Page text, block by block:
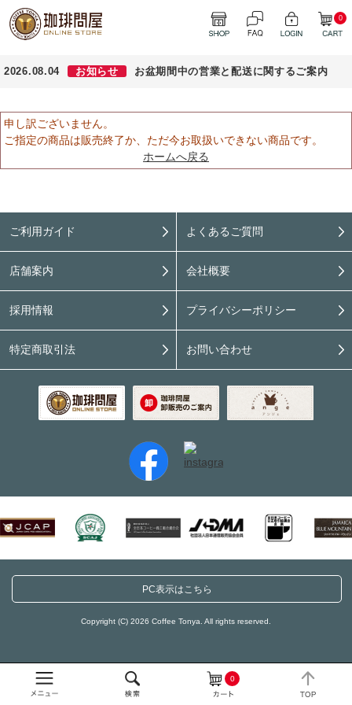
0
0
2026.08.04 お知らせ お盆期間中の営業と配送に関するご案内
申し訳ございません。
ご指定の商品は販売終了か、ただ今お取扱いできない商品です。
ホームへ戻る
ご利用ガイド よくあるご質問
店舗案内 会社概要
採用情報 プライバシーポリシー
特定商取引法 お問い合わせ
PC表示はこちら
Copyright (C) 2026 Coffee Tonya. All rights reserved.